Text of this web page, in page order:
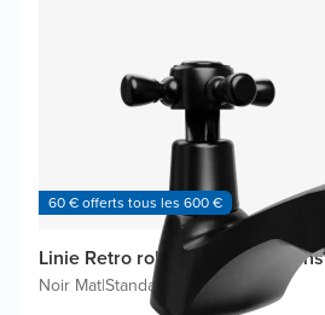
60 € offerts tous les 600 €
Linie Retro robinet de lave-mains
Noir Mat|Standard